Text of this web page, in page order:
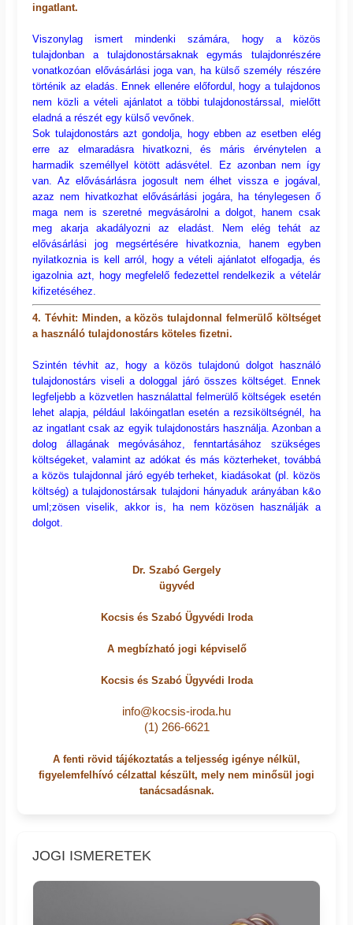
ingatlant.
Viszonylag ismert mindenki számára, hogy a közös
tulajdonban a tulajdonostársaknak egymás tulajdonrészére
vonatkozóan elővásárlási joga van, ha külső személy részére
történik az eladás. Ennek ellenére előfordul, hogy a tulajdonos
nem közli a vételi ajánlatot a többi tulajdonostárssal, mielőtt
eladná a részét egy külső vevőnek.
Sok tulajdonostárs azt gondolja, hogy ebben az esetben elég
erre az elmaradásra hivatkozni, és máris érvénytelen a
harmadik személlyel kötött adásvétel. Ez azonban nem így
van. Az elővásárlásra jogosult nem élhet vissza e jogával,
azaz nem hivatkozhat elővásárlási jogára, ha ténylegesen ő
maga nem is szeretné megvásárolni a dolgot, hanem csak
meg akarja akadályozni az eladást. Nem elég tehát az
elővásárlási jog megsértésére hivatkoznia, hanem egyben
nyilatkoznia is kell arról, hogy a vételi ajánlatot elfogadja, és
igazolnia azt, hogy megfelelő fedezettel rendelkezik a vételár
kifizetéséhez.
4. Tévhit: Minden, a közös tulajdonnal felmerülő költséget
a használó tulajdonostárs köteles fizetni.
Szintén tévhit az, hogy a közös tulajdonú dolgot használó
tulajdonostárs viseli a dologgal járó összes költséget. Ennek
legfeljebb a közvetlen használattal felmerülő költségek esetén
lehet alapja, például lakóingatlan esetén a rezsiköltségnél, ha
az ingatlant csak az egyik tulajdonostárs használja. Azonban a
dolog állagának megóvásához, fenntartásához szükséges
költségeket, valamint az adókat és más közterheket, továbbá
a közös tulajdonnal járó egyéb terheket, kiadásokat (pl. közös
költség) a tulajdonostársak tulajdoni hányaduk arányában k&o
uml;zösen viselik, akkor is, ha nem közösen használják a
dolgot.
Dr. Szabó Gergely
ügyvéd
Kocsis és Szabó Ügyvédi Iroda
A megbízható jogi képviselő
Kocsis és Szabó Ügyvédi Iroda
info@kocsis-iroda.hu
(1) 266-6621
A fenti rövid tájékoztatás a teljesség igénye nélkül,
figyelemfelhívó célzattal készült, mely nem minősül jogi
tanácsadásnak.
JOGI ISMERETEK